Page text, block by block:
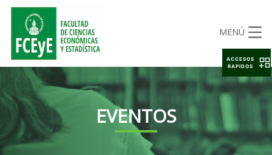
MENÚ
EVENTOS
ACCESOS
RAPIDOS